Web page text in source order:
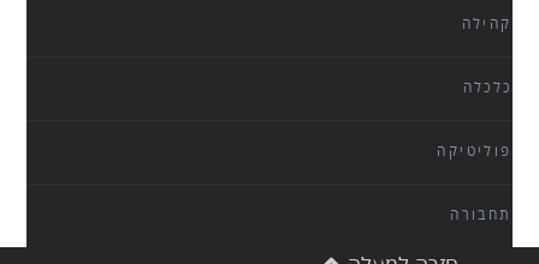
קהילה
כלכלה
פוליטיקה
תחבורה